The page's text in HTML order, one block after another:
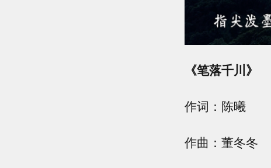
《笔落千川》
作词：陈曦
作曲：董冬冬